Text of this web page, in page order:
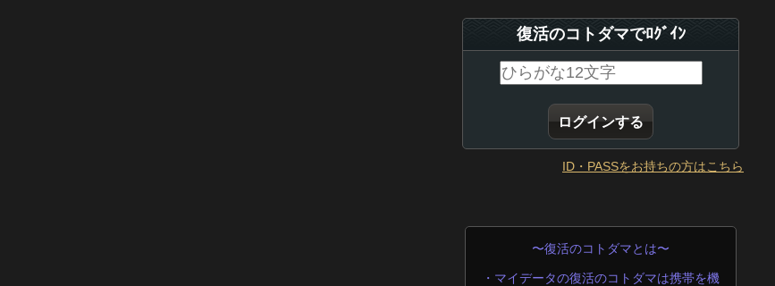
復活のコトダマでﾛｸﾞｲﾝ
ID・PASSをお持ちの方はこちら
〜復活のコトダマとは〜
・マイデータの復活のコトダマは携帯を機